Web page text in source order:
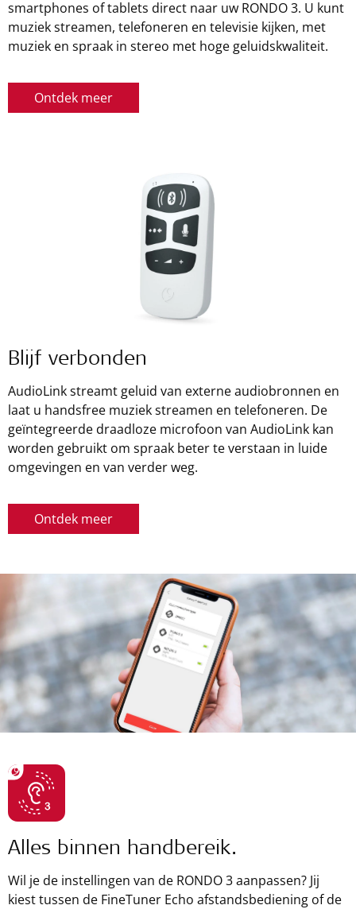
smartphones of tablets direct naar uw RONDO 3. U kunt
muziek streamen, telefoneren en televisie kijken, met
muziek en spraak in stereo met hoge geluidskwaliteit.
Ontdek meer
Blijf verbonden
AudioLink streamt geluid van externe audiobronnen en
laat u handsfree muziek streamen en telefoneren. De
geïntegreerde draadloze microfoon van AudioLink kan
worden gebruikt om spraak beter te verstaan in luide
omgevingen en van verder weg.
Ontdek meer
Alles binnen handbereik.
Wil je de instellingen van de RONDO 3 aanpassen? Jij
kiest tussen de FineTuner Echo afstandsbediening of de